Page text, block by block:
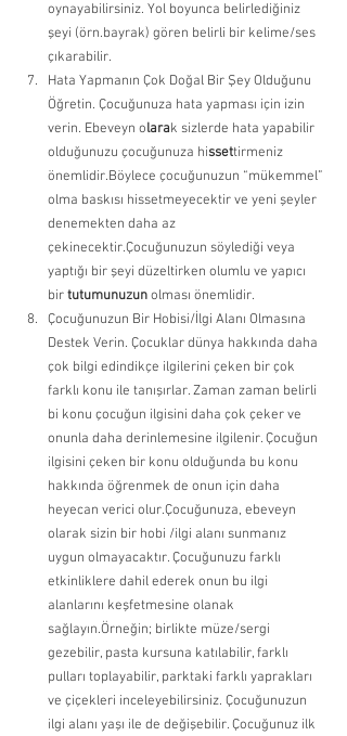
oynayabilirsiniz. Yol boyunca belirlediğiniz
şeyi (örn.bayrak) gören belirli bir kelime/ses
çıkarabilir.
Hata Yapmanın Çok Doğal Bir Şey Olduğunu
Öğretin. Çocuğunuza hata yapması için izin
verin. Ebeveyn olarak sizlerde hata yapabilir
olduğunuzu çocuğunuza hissettirmeniz
önemlidir.Böylece çocuğunuzun “mükemmel”
olma baskısı hissetmeyecektir ve yeni şeyler
denemekten daha az
çekinecektir.Çocuğunuzun söylediği veya
yaptığı bir şeyi düzeltirken olumlu ve yapıcı
bir tutumunuzun olması önemlidir.
Çocuğunuzun Bir Hobisi/İlgi Alanı Olmasına
Destek Verin. Çocuklar dünya hakkında daha
çok bilgi edindikçe ilgilerini çeken bir çok
farklı konu ile tanışırlar. Zaman zaman belirli
bi konu çocuğun ilgisini daha çok çeker ve
onunla daha derinlemesine ilgilenir. Çocuğun
ilgisini çeken bir konu olduğunda bu konu
hakkında öğrenmek de onun için daha
heyecan verici olur.Çocuğunuza, ebeveyn
olarak sizin bir hobi /ilgi alanı sunmanız
uygun olmayacaktır. Çocuğunuzu farklı
etkinliklere dahil ederek onun bu ilgi
alanlarını keşfetmesine olanak
sağlayın.Örneğin; birlikte müze/sergi
gezebilir, pasta kursuna katılabilir, farklı
pulları toplayabilir, parktaki farklı yaprakları
ve çiçekleri inceleyebilirsiniz. Çocuğunuzun
ilgi alanı yaşı ile de değişebilir. Çocuğunuz ilk